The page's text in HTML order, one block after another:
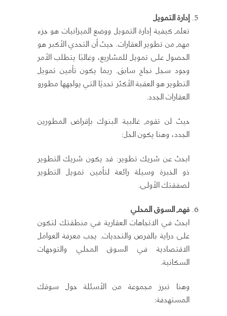
إدارة التمويل
تعلم كيفية إدارة التمويل ووضع الميزانيات هو جزء
مهم من تطوير العقارات. حيث أن التحدي الأكبر هو
الحصول على تمويل للمشاريع، وغالبًا يتطلب الأمر
وجود سجل نجاح سابق. ربما يكون تأمين تمويل
التطوير هو العقبة الأكثر تحديًا التي يواجهها مطورو
العقارات الجدد.
حيث لن تقوم غالبية البنوك بإقراض المطورين
الجدد، وهنا يكون الحل:
ابحث عن شريك تطوير: قد يكون شريك التطوير
ذو الخبرة وسيلة رائعة لتأمين تمويل التطوير
لصفقتك الأولى.
فهم السوق المحلي
ابحث في الاتجاهات العقارية في منطقتك لتكون
على دراية بالفرص والتحديات. يجب معرفة العوامل
الاقتصادية في السوق المحلي والتوجهات
السكانية.
وهنا تبرز مجموعة من الأسئلة حول سوقك
المستهدفة: